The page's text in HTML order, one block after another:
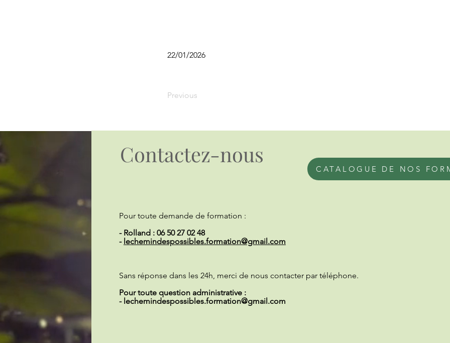
22/01/2026
Previous
Contactez-nous
Pour toute demande de formation :
- Rolland : 06 50 27 02 48
- lechemindespossibles.formation@gmail.com
Sans réponse dans les 24h, merci de nous contacter par téléphone.
Pour toute question administrative :
- lechemindespossibles.formation@gmail.com
CATALOGUE DE NOS